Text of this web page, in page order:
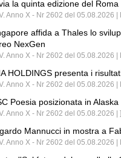
la quinta edizione del
Anno X - Nr 2602 del 05.08.2026 |
affida a Thales lo
NexGen
Anno X - Nr 2602 del 05.08.2026
HOLDINGS presenta i
Anno X - Nr 2602 del 05.08.2026
Poesia posizionata in
Anno X - Nr 2602 del 05.08.2026 | ]
Mannucci in mostra a
Anno X - Nr 2602 del 05.08.2026 |